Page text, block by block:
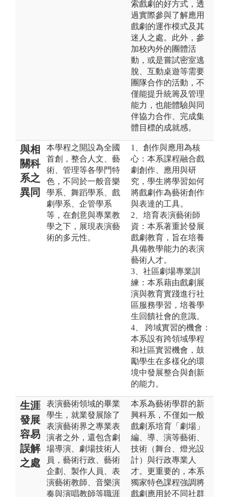
索戲劇的好方式，透
過實際參與了解應用
戲劇的運作模式及其
迷人之處。此外，參
加校內外的團體活
動，或是嘗試密室逃
脫、互動桌遊等需要
團隊合作的活動，不
僅能提升統籌及管理
能力，也能體驗與同
伴協力合作、完成集
體目標的成就感。
與相
關科
系之
異同
本學程之開設為全國
首創，整合人文、藝
術、管理等各學門特
色，不同於一般音樂
學系、舞蹈學系、戲
劇學系、企管學系
等，在創意與專業教
學之下，展現表演藝
術的多元性。
1、創作與應用為核
心：本系課程融合戲
劇創作、應用與研
究，學生將學習如何
將戲劇作為藝術創作
與表達的工具。
2、培育表演藝術師
資：本系著重於發展
戲劇教育，旨在培養
具備教學能力的表演
藝術人才。
3、社區劇場專業訓
練：本系藉由戲劇展
演與教育實踐進行社
區服務學習，培養學
生回饋社會的意識。
4、 跨域實習的機會：
本系設有跨領域學程
和社區實習機會，鼓
勵學生在多樣化的環
境中發展整合與創新
的能力。
生涯
發展
容易
誤解
之處
表演藝術領域的畢業
學生，就業發展除了
表演藝術界之專業表
演者之外，還包含劇
場導演、劇場技術人
員，藝術行政、藝術
企劃、製作人員、表
演藝術教師、音樂演
奏與演唱教師等職涯
本系為藝術學群的新
興科系，不僅如一般
戲劇系培育「劇場」
編、導、演等藝術、
技術（舞台、燈光設
計）與行政專業人
才。更重要的，本系
獨家特色課程強調將
戲劇應用於不同社群